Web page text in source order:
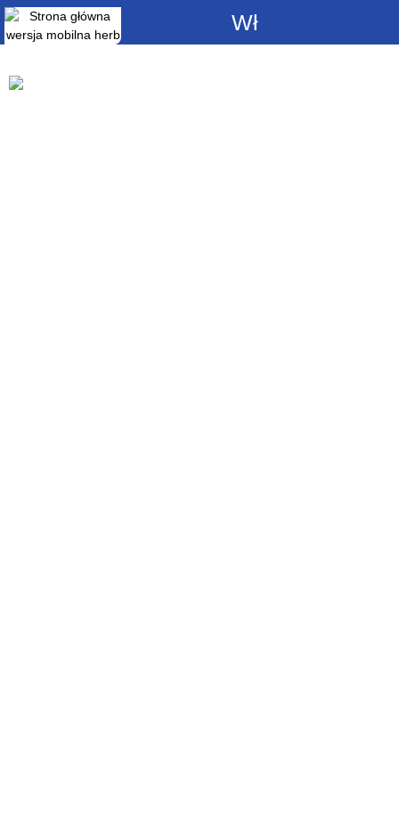
Włącz
powiadomienia